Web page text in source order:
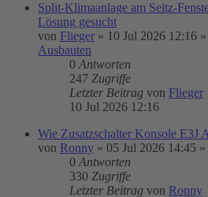
Split-Klimaanlage am Seitz-
Lösung gesucht
von Flieger » 10 Jul 2026 12:16
Ausbauten
0 Antworten
247 Zugriffe
Letzter Beitrag von Flieger
10 Jul 2026 12:16
Wie Zusatzschalter Konsole E3J
von Ronny » 05 Jul 2026 14:45
0 Antworten
330 Zugriffe
Letzter Beitrag von Ronny